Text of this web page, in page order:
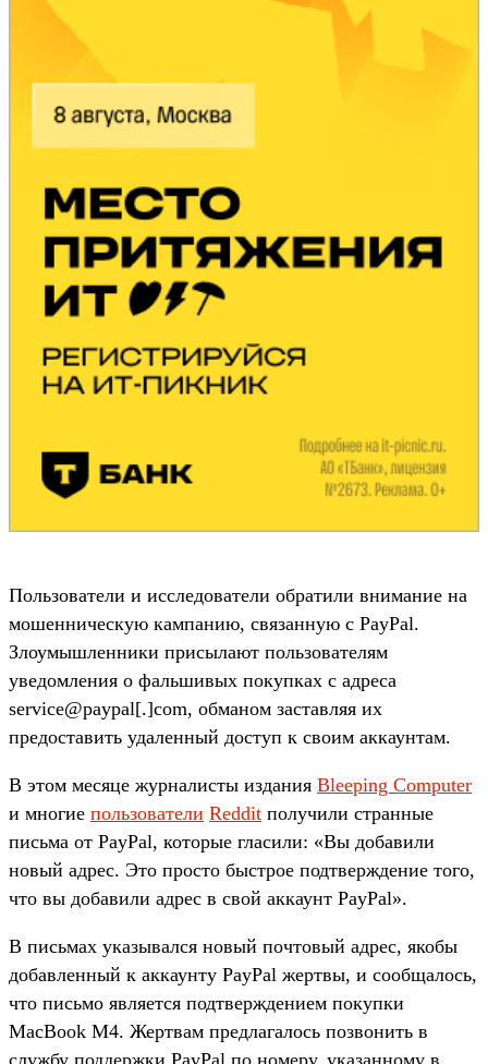
Пользователи и исследователи обратили внимание на
мошенническую кампанию, связанную с PayPal.
Злоумышленники присылают пользователям
уведомления о фальшивых покупках с адреса
service@paypal[.]com, обманом заставляя их
предоставить удаленный доступ к своим аккаунтам.
В этом месяце журналисты издания Bleeping Computer
и многие пользователи Reddit получили странные
письма от PayPal, которые гласили: «Вы добавили
новый адрес. Это просто быстрое подтверждение того,
что вы добавили адрес в свой аккаунт PayPal».
В письмах указывался новый почтовый адрес, якобы
добавленный к аккаунту PayPal жертвы, и сообщалось,
что письмо является подтверждением покупки
MacBook M4. Жертвам предлагалось позвонить в
службу поддержки PayPal по номеру, указанному в